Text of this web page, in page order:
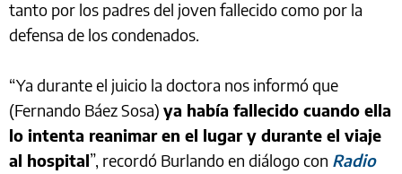
tanto por los padres del joven fallecido como por la
defensa de los condenados.
“Ya durante el juicio la doctora nos informó que
(Fernando Báez Sosa) ya había fallecido cuando ella
lo intenta reanimar en el lugar y durante el viaje
al hospital”, recordó Burlando en diálogo con Radio